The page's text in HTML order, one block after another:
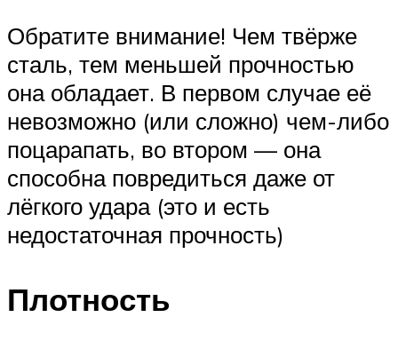
Обратите внимание! Чем твёрже
сталь, тем меньшей прочностью
она обладает. В первом случае её
невозможно (или сложно) чем-либо
поцарапать, во втором — она
способна повредиться даже от
лёгкого удара (это и есть
недостаточная прочность)
Плотность